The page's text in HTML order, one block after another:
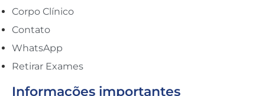
Corpo Clínico
Contato
WhatsApp
Retirar Exames
Informações importantes